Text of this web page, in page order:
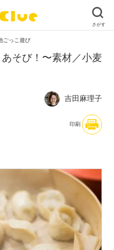
ごっこ遊び
そび！〜素材／小麦
吉田麻理子
印刷